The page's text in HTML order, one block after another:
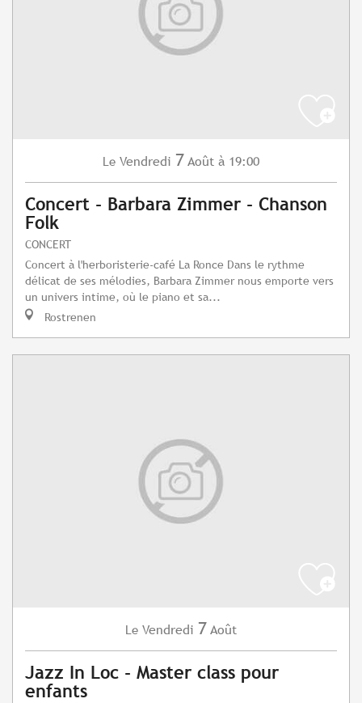
Le Vendredi 7 Août à 19:00
Concert - Barbara Zimmer - Chanson
Folk
CONCERT
Concert à l'herboristerie-café La Ronce Dans le rythme
délicat de ses mélodies, Barbara Zimmer nous emporte vers
un univers intime, où le piano et sa...
Rostrenen
Le Vendredi 7 Août
Jazz In Loc - Master class pour
enfants